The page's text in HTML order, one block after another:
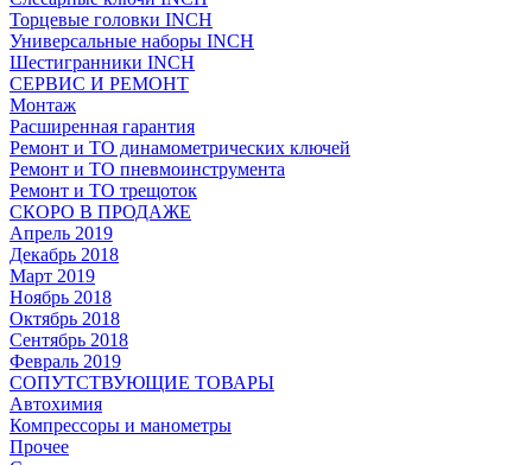
Торцевые головки INCH
Универсальные наборы INCH
Шестигранники INCH
СЕРВИС И РЕМОНТ
Монтаж
Расширенная гарантия
Ремонт и ТО динамометрических ключей
Ремонт и ТО пневмоинструмента
Ремонт и ТО трещоток
СКОРО В ПРОДАЖЕ
Апрель 2019
Декабрь 2018
Март 2019
Ноябрь 2018
Октябрь 2018
Сентябрь 2018
Февраль 2019
СОПУТСТВУЮЩИЕ ТОВАРЫ
Автохимия
Компрессоры и манометры
Прочее